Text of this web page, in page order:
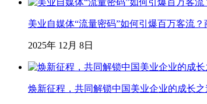
美业自媒体“流量密码”如何引爆百万客流？
2025年 12月 8日
焕新征程，共同解锁中国美业企业的成长之